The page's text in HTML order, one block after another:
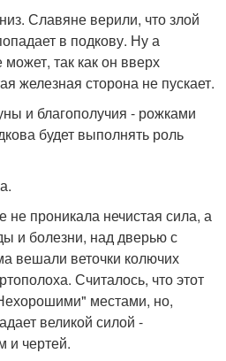
Славяне верили, что злой
в подкову. Ну а
так как он вверх
железная сторона не пускает.
и благополучия - рожками
будет выполнять роль
проникала нечистая сила, а
и болезни, над дверью с
вешали веточки колючих
Считалось, что этот
местами, но,
великой силой -
и чертей.